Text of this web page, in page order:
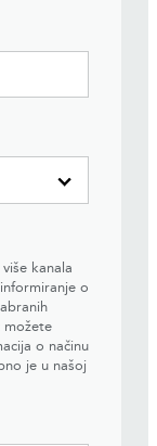
kanala
o
možete
o načinu
je u našoj